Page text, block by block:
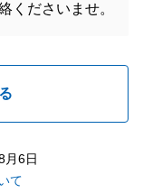
くださいませ。
月6日
て